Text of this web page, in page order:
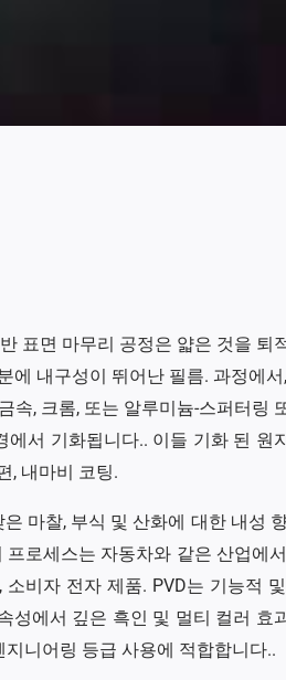
표면 마무리 공정은 얇은 것을 퇴
에 내구성이 뛰어난 필름. 과정에서
속, 크롬, 또는 알루미늄-스퍼터링
서 기화됩니다.. 이들 기화 된 원
, 내마비 코팅.
마찰, 부식 및 산화에 대한 내성
로세스는 자동차와 같은 산업에
비자 전자 제품. PVD는 기능적
성에서 깊은 흑인 및 멀티 컬러 효
니어링 등급 사용에 적합합니다..